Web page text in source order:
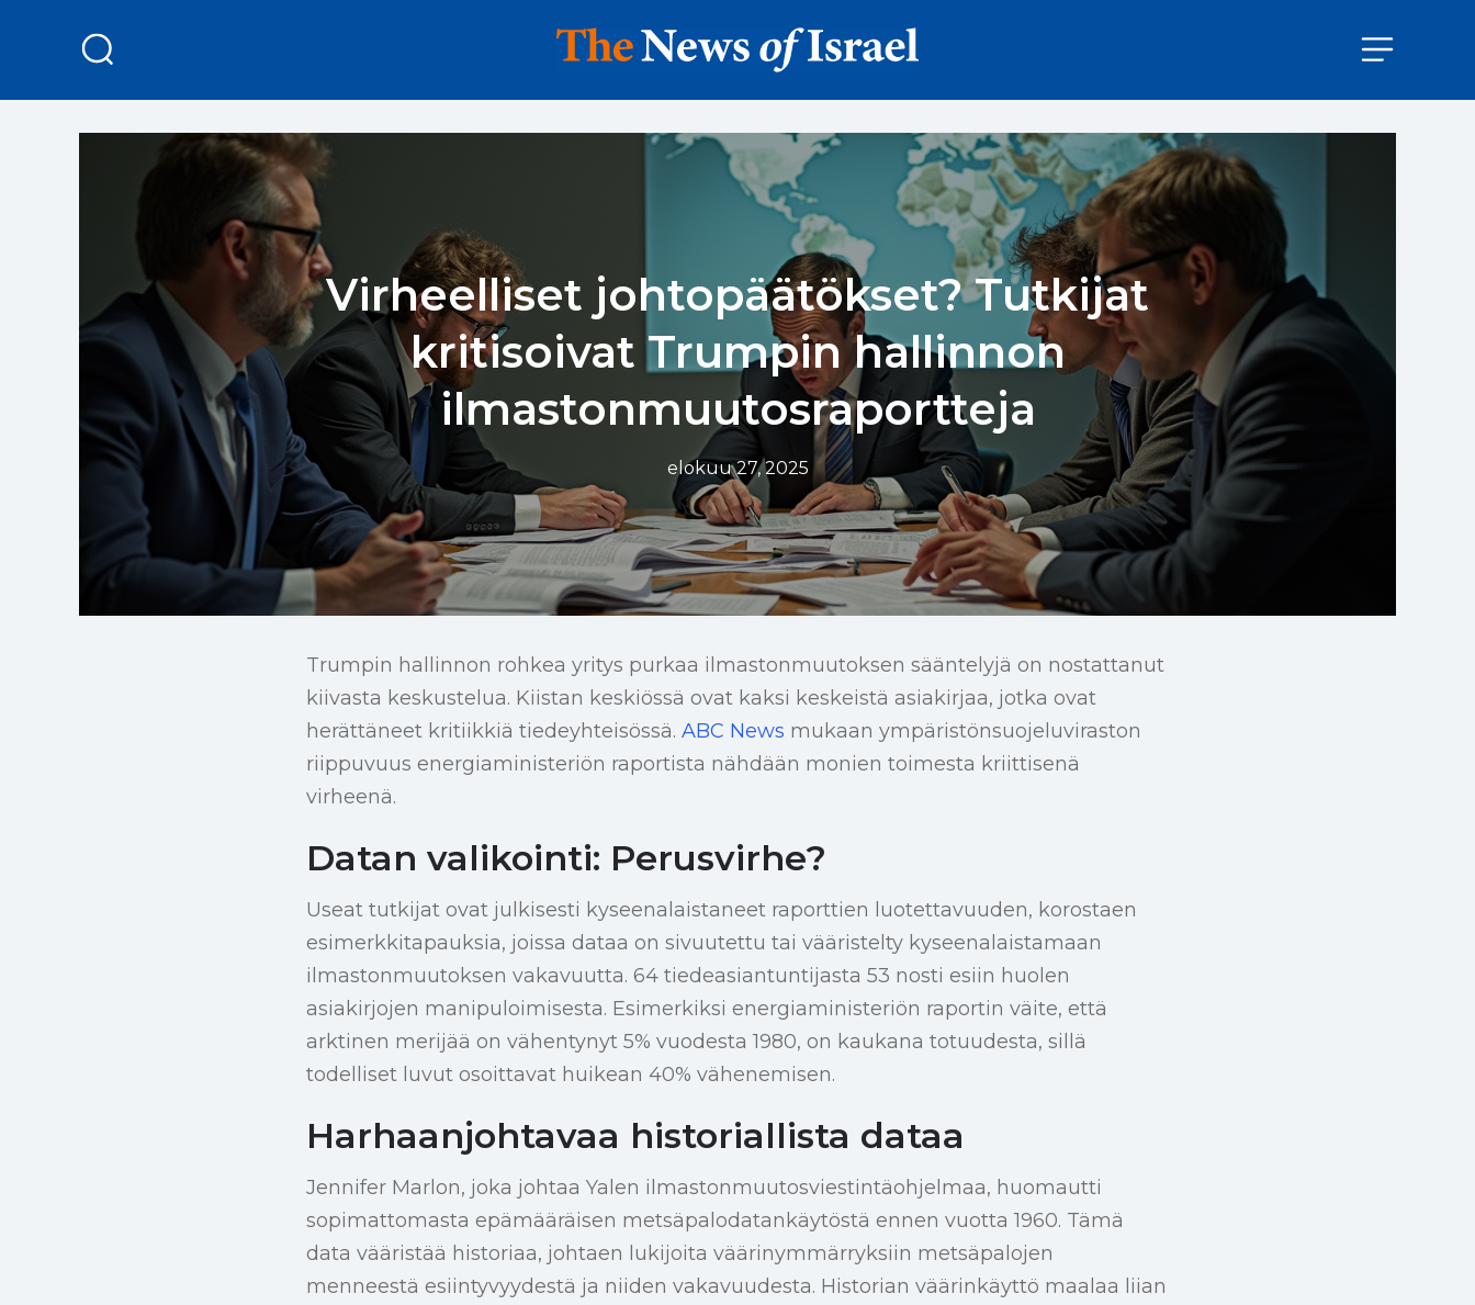
Virheelliset johtopäätökset? Tutkijat
kritisoivat Trumpin hallinnon
ilmastonmuutosraportteja
elokuu 27, 2025
Trumpin hallinnon rohkea yritys purkaa ilmastonmuutoksen sääntelyjä on nostattanut
kiivasta keskustelua. Kiistan keskiössä ovat kaksi keskeistä asiakirjaa, jotka ovat
herättäneet kritiikkiä tiedeyhteisössä. ABC News mukaan ympäristönsuojeluviraston
riippuvuus energiaministeriön raportista nähdään monien toimesta kriittisenä
virheenä.
Datan valikointi: Perusvirhe?
Useat tutkijat ovat julkisesti kyseenalaistaneet raporttien luotettavuuden, korostaen
esimerkkitapauksia, joissa dataa on sivuutettu tai vääristelty kyseenalaistamaan
ilmastonmuutoksen vakavuutta. 64 tiedeasiantuntijasta 53 nosti esiin huolen
asiakirjojen manipuloimisesta. Esimerkiksi energiaministeriön raportin väite, että
arktinen merijää on vähentynyt 5% vuodesta 1980, on kaukana totuudesta, sillä
todelliset luvut osoittavat huikean 40% vähenemisen.
Harhaanjohtavaa historiallista dataa
Jennifer Marlon, joka johtaa Yalen ilmastonmuutosviestintäohjelmaa, huomautti
sopimattomasta epämääräisen metsäpalodatankäytöstä ennen vuotta 1960. Tämä
data vääristää historiaa, johtaen lukijoita väärinymmärryksiin metsäpalojen
menneestä esiintyvyydestä ja niiden vakavuudesta. Historian väärinkäyttö maalaa liian